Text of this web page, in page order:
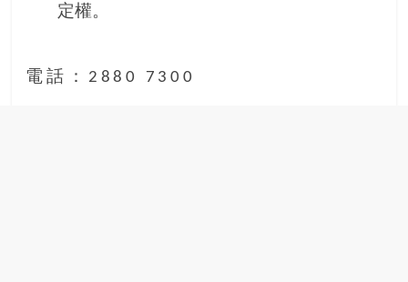
定權。
電話：2880 7300